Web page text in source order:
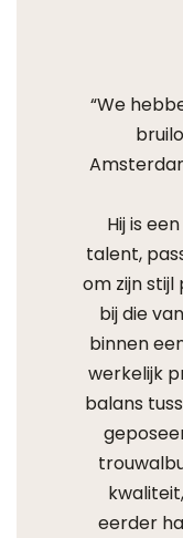
“We
Hij is
talent,
om zijn
bij die
binnen
werkelijk
balans
eerder